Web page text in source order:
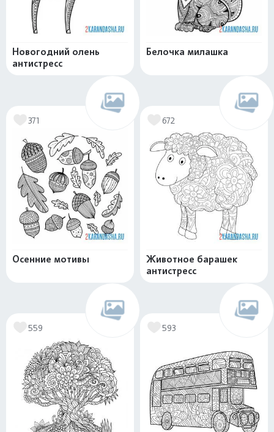
Новогодний олень
антистресс
Белочка милашка
371
Осенние мотивы
672
Животное барашек
антистресс
559 593